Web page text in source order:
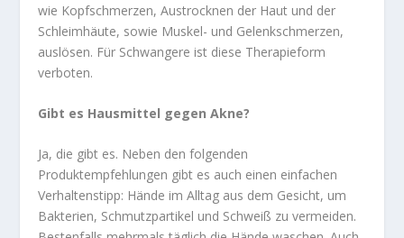
wie Kopfschmerzen, Austrocknen der Haut und der
Schleimhäute, sowie Muskel- und Gelenkschmerzen,
auslösen. Für Schwangere ist diese Therapieform
verboten.
Gibt es Hausmittel gegen Akne?
Ja, die gibt es. Neben den folgenden
Produktempfehlungen gibt es auch einen einfachen
Verhaltenstipp: Hände im Alltag aus dem Gesicht, um
Bakterien, Schmutzpartikel und Schweiß zu vermeiden.